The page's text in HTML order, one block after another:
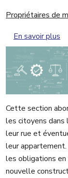
Propriétaires de
En savoir plus
Cette section
les citoyens dans
leur rue et
leur
les obligations en
nouvelle